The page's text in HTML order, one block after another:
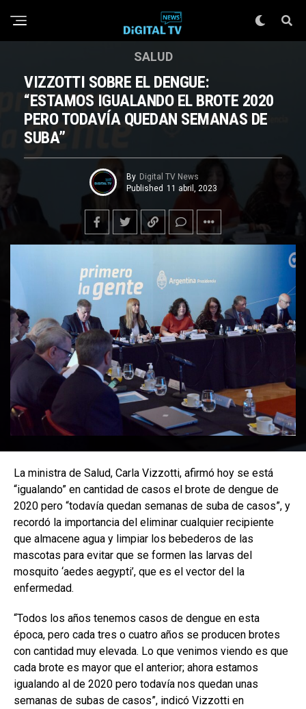
SALUD
VIZZOTTI SOBRE EL DENGUE:
“ESTAMOS IGUALANDO EL BROTE 2020
PERO TODAVÍA QUEDAN SEMANAS DE
SUBA”
By Digital TV News
Published 11 abril, 2023
La ministra de Salud, Carla Vizzotti, afirmó hoy se está
“igualando” en cantidad de casos el brote de dengue de
2020 pero “todavía quedan semanas de suba de casos”, y
recordó la importancia del eliminar cualquier recipiente
que almacene agua y limpiar los bebederos de las
mascotas para evitar que se formen las larvas del
mosquito ‘aedes aegypti’, que es el vector del la
enfermedad.
“Todos los años tenemos casos de dengue en esta
época, pero cada tres o cuatro años se producen brotes
con cantidad muy elevada. Lo que venimos viendo es que
cada brote es mayor que el anterior; ahora estamos
igualando al de 2020 pero todavía nos quedan unas
semanas de subas de casos”, indicó Vizzotti en